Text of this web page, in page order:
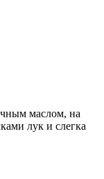
маслом, на
лук и слегка